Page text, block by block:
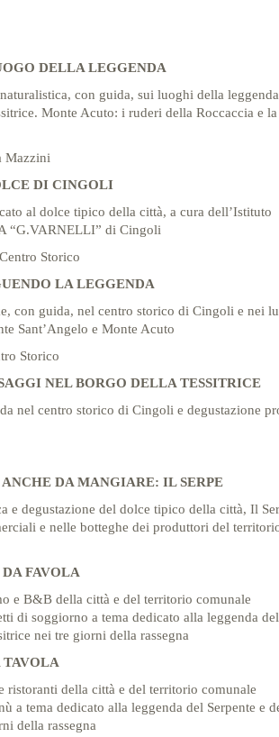
DELLA LEGGENDA
con guida, sui luoghi della
Monte Acuto: i ruderi della Roccaccia e
Mazzini
DI CINGOLI
al dolce tipico della città, a cura dell’Istituto
“G.VARNELLI” di Cingoli
Storico
LA LEGGENDA
con guida, nel centro storico di Cingoli e nei
Sant’Angelo e Monte Acuto
Storico
NEL BORGO DELLA TESSITRICE
nel centro storico di Cingoli e degustazione
DA MANGIARE: IL SERPE
e degustazione del dolce tipico della città, Il
e nelle botteghe dei produttori del
FAVOLA
e B&B della città e del territorio comunale
di soggiorno a tema dedicato alla leggenda del
nei tre giorni della rassegna
TAVOLA
ristoranti della città e del territorio comunale
a tema dedicato alla leggenda del Serpente e
della rassegna